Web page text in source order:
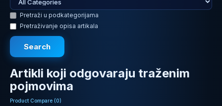
Pretraži u podkategorijama
Pretraživanje opisa artikala
Artikli koji odgovaraju traženim
pojmovima
Product Compare (0)